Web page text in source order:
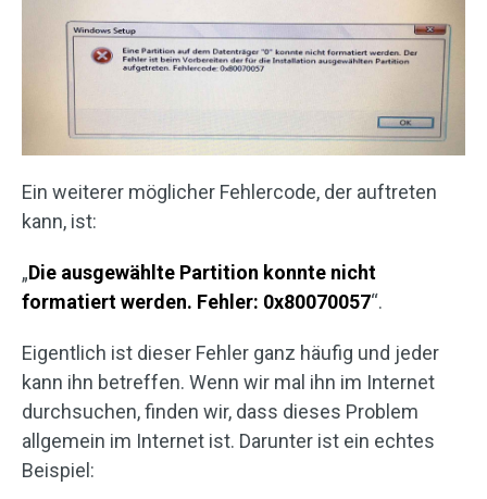
Ein weiterer möglicher Fehlercode, der auftreten
kann, ist:
„Die ausgewählte Partition konnte nicht
formatiert werden. Fehler: 0x80070057“.
Eigentlich ist dieser Fehler ganz häufig und jeder
kann ihn betreffen. Wenn wir mal ihn im Internet
durchsuchen, finden wir, dass dieses Problem
allgemein im Internet ist. Darunter ist ein echtes
Beispiel: